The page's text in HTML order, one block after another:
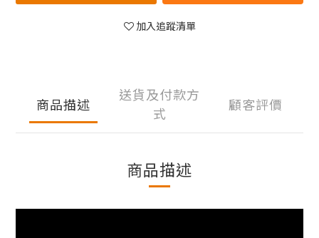
加入追蹤清單
商品描述
送貨及付款方
式
顧客評價
商品描述